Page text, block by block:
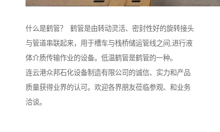
什么是鹤管？ 鹤管是由转动灵活、密封性好的旋转接头
与管道串联起来，用于槽车与栈桥储运管线之间,进行液
体介质传输作业的设备。低温鹤管是鹤管的一种。
连云港众邦石化设备制造有限公司的诚信、实力和产品
质量获得业界的认可。欢迎各界朋友莅临参观、和业务
洽谈。